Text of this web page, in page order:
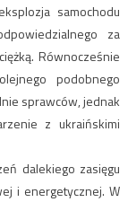
samochodu
za
Równocześnie
podobnego
sprawców, jednak
z ukraińskimi
dalekiego zasięgu
i energetycznej. W